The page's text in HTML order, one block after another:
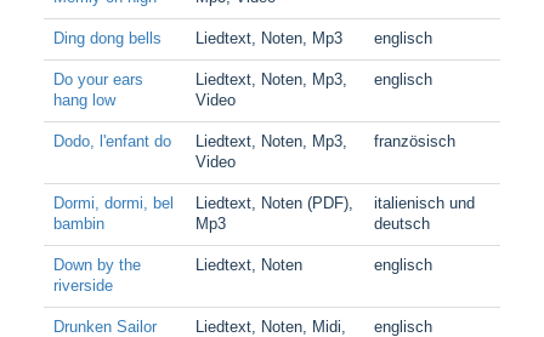
Ding dong bells Liedtext, Noten, Mp3 englisch
Do your ears
hang low
Liedtext, Noten, Mp3,
Video
englisch
Dodo, l'enfant do
Liedtext, Noten, Mp3,
Video
französisch
Dormi, dormi, bel
bambin
Liedtext, Noten (PDF),
Mp3
italienisch und
deutsch
Down by the
riverside
Liedtext, Noten englisch
Drunken Sailor
Liedtext, Noten, Midi,
englisch